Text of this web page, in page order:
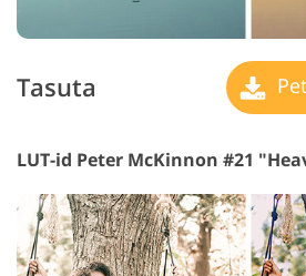
Tasuta
LUT-id Peter McKinnon #21